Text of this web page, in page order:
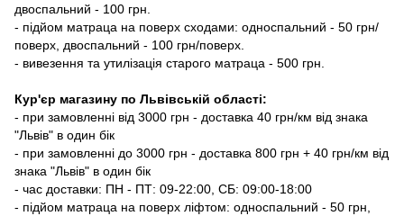
двоспальний - 100 грн.
- підйом матраца на поверх сходами: односпальний - 50 грн/
поверх, двоспальний - 100 грн/поверх.
- вивезення та утилізація старого матраца - 500 грн.
Кур'єр магазину по Львівській області:
- при замовленні від 3000 грн - доставка 40 грн/км від знака
"Львів" в один бік
- при замовленні до 3000 грн - доставка 800 грн + 40 грн/км від
знака "Львів" в один бік
- час доставки: ПН - ПТ: 09-22:00, СБ: 09:00-18:00
- підйом матраца на поверх ліфтом: односпальний - 50 грн,